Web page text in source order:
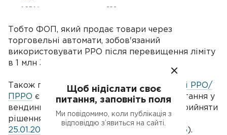
Тобто ФОП, який продає товари через
торговельні автомати, зобов'язаний
використовувати РРО після перевищення ліміту
в 1 млн 320 тис. грн.
Також податківці розповіли, що в Реєстрі РРО/
ПРРО є кілька моделей РРО для використання у
вендингових автоматах, але ФОП може прийняти
рішення про використання ПРРО (ІПК від
25.01.2021 р. № 269/ІПК/99-00-07-05-01-06 ).
Щоб нідіслати своє
питання, заповніть поля
Ми повідомимо, коли публікація з
відповіддю з’явиться на сайті.